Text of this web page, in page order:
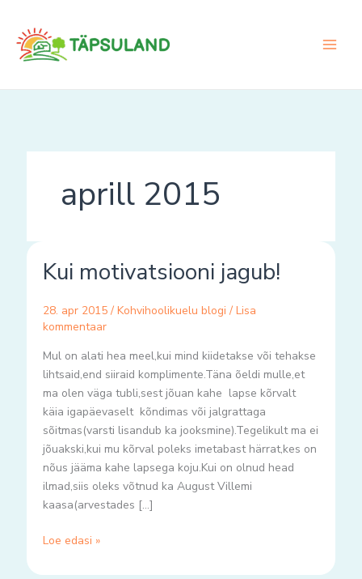
content
aprill 2015
Kui motivatsiooni jagub!
28. apr 2015 / Kohvihoolikuelu blogi / Lisa
kommentaar
Mul on alati hea meel,kui mind kiidetakse või tehakse
lihtsaid,end siiraid komplimente.Täna õeldi mulle,et
ma olen väga tubli,sest jõuan kahe lapse kõrvalt
käia igapäevaselt kõndimas või jalgrattaga
sõitmas(varsti lisandub ka jooksmine).Tegelikult ma ei
jõuakski,kui mu kõrval poleks imetabast härrat,kes on
nõus jääma kahe lapsega koju.Kui on olnud head
ilmad,siis oleks võtnud ka August Villemi
kaasa(arvestades […]
motivatsiooni
Loe edasi »